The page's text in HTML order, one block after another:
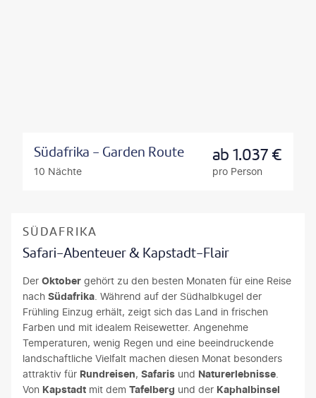
Südafrika - Garden Route
10 Nächte
ab1.037€
pro Person
SÜDAFRIKA
Safari-Abenteuer & Kapstadt-Flair
Der Oktober gehört zu den besten Monaten für eine Reise
nach Südafrika . Während auf der Südhalbkugel der
Frühling Einzug erhält, zeigt sich das Land in frischen
Farben und mit idealem Reisewetter. Angenehme
Temperaturen, wenig Regen und eine beeindruckende
landschaftliche Vielfalt machen diesen Monat besonders
attraktiv für Rundreisen, Safaris und Naturerlebnisse
Von Kapstadt mit dem Tafelberg und der Kaphalbinsel